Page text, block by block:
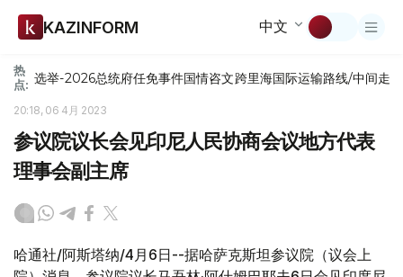
KAZINFORM 中文
热
点: 选举-2026总统府任免事件国情咨文跨里海国际运输路线/中间走廊
20:18, 06 4月 2023
参议院议长会见印尼人民协商会议地方代表
理事会副主席
哈通社/阿斯塔纳/4月6日--据哈萨克斯坦参议院（议会上